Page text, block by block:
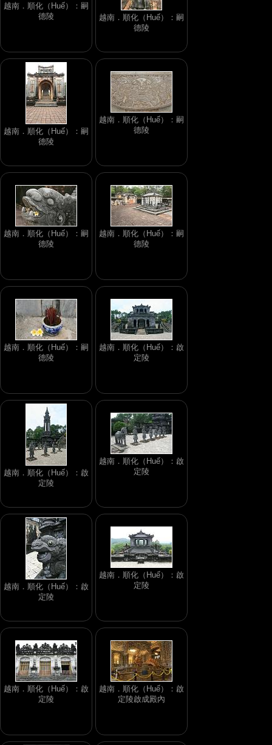
越南．順化（Huế）：嗣
德陵
越南．順化（Huế）：嗣
德陵
越南．順化（Huế）：嗣
德陵
越南．順化（Huế）：嗣
德陵
越南．順化（Huế）：嗣
德陵
越南．順化（Huế）：嗣
德陵
越南．順化（Huế）：嗣
德陵
越南．順化（Huế）：啟
定陵
越南．順化（Huế）：啟
定陵
越南．順化（Huế）：啟
定陵
越南．順化（Huế）：啟
定陵
越南．順化（Huế）：啟
定陵
越南．順化（Huế）：啟
定陵
越南．順化（Huế）：啟
定陵啟成殿內